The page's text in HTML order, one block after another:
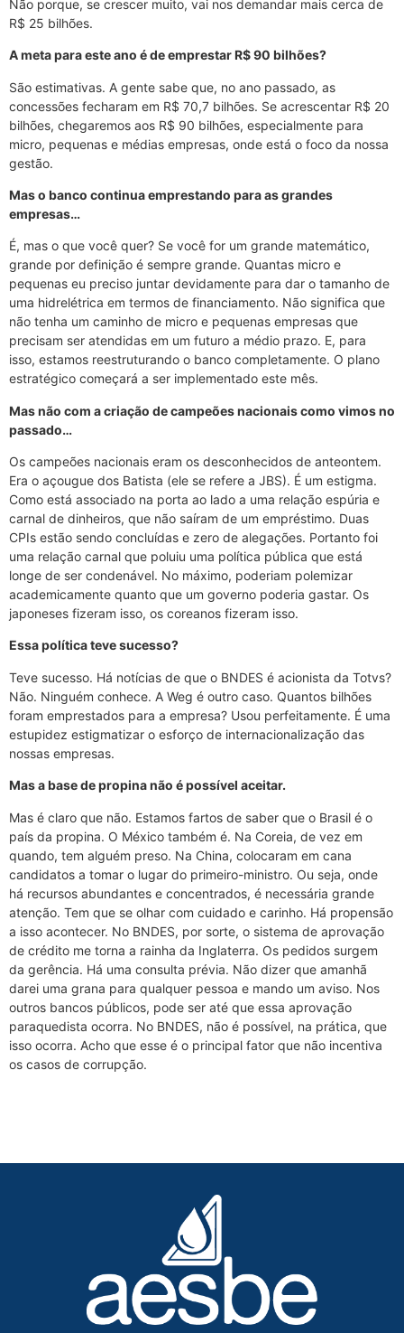
Não porque, se crescer muito, vai nos demandar mais cerca de
R$ 25 bilhões.
A meta para este ano é de emprestar R$ 90 bilhões?
São estimativas. A gente sabe que, no ano passado, as
concessões fecharam em R$ 70,7 bilhões. Se acrescentar R$ 20
bilhões, chegaremos aos R$ 90 bilhões, especialmente para
micro, pequenas e médias empresas, onde está o foco da nossa
gestão.
Mas o banco continua emprestando para as grandes
empresas…
É, mas o que você quer? Se você for um grande matemático,
grande por definição é sempre grande. Quantas micro e
pequenas eu preciso juntar devidamente para dar o tamanho de
uma hidrelétrica em termos de financiamento. Não significa que
não tenha um caminho de micro e pequenas empresas que
precisam ser atendidas em um futuro a médio prazo. E, para
isso, estamos reestruturando o banco completamente. O plano
estratégico começará a ser implementado este mês.
Mas não com a criação de campeões nacionais como vimos no
passado…
Os campeões nacionais eram os desconhecidos de anteontem.
Era o açougue dos Batista (ele se refere a JBS). É um estigma.
Como está associado na porta ao lado a uma relação espúria e
carnal de dinheiros, que não saíram de um empréstimo. Duas
CPIs estão sendo concluídas e zero de alegações. Portanto foi
uma relação carnal que poluiu uma política pública que está
longe de ser condenável. No máximo, poderiam polemizar
academicamente quanto que um governo poderia gastar. Os
japoneses fizeram isso, os coreanos fizeram isso.
Essa política teve sucesso?
Teve sucesso. Há notícias de que o BNDES é acionista da Totvs?
Não. Ninguém conhece. A Weg é outro caso. Quantos bilhões
foram emprestados para a empresa? Usou perfeitamente. É uma
estupidez estigmatizar o esforço de internacionalização das
nossas empresas.
Mas a base de propina não é possível aceitar.
Mas é claro que não. Estamos fartos de saber que o Brasil é o
país da propina. O México também é. Na Coreia, de vez em
quando, tem alguém preso. Na China, colocaram em cana
candidatos a tomar o lugar do primeiro-ministro. Ou seja, onde
há recursos abundantes e concentrados, é necessária grande
atenção. Tem que se olhar com cuidado e carinho. Há propensão
a isso acontecer. No BNDES, por sorte, o sistema de aprovação
de crédito me torna a rainha da Inglaterra. Os pedidos surgem
da gerência. Há uma consulta prévia. Não dizer que amanhã
darei uma grana para qualquer pessoa e mando um aviso. Nos
outros bancos públicos, pode ser até que essa aprovação
paraquedista ocorra. No BNDES, não é possível, na prática, que
isso ocorra. Acho que esse é o principal fator que não incentiva
os casos de corrupção.